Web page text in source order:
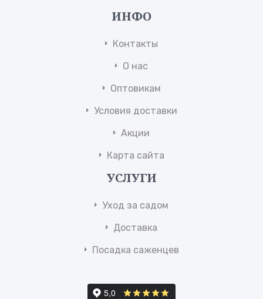
ИНФО
Контакты
О нас
Оптовикам
Условия доставки
Акции
Карта сайта
УСЛУГИ
Уход за садом
Доставка
Посадка саженцев